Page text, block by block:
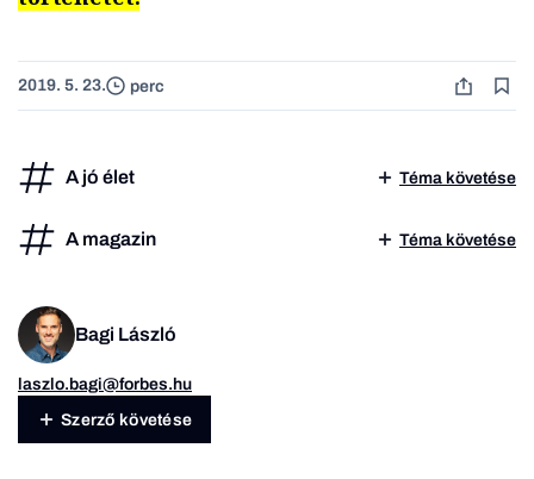
2019. 5. 23. perc
A jó élet Téma követése
A magazin Téma követése
Bagi László
laszlo.bagi@forbes.hu
Szerző követése